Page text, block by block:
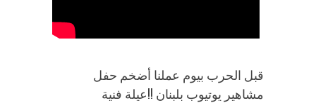
قبل الحرب بيوم عملنا أضخم حفل
مشاهير يوتيوب بلبنان !!عيلة فنية